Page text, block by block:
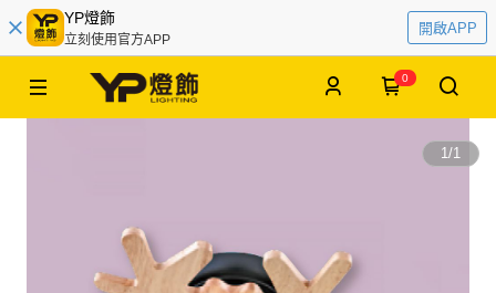
YP燈飾
立刻使用官方APP
開啟APP
0
1/1